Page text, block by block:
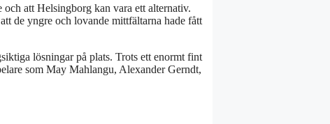
att Helsingborg kan vara ett alternativ.
de yngre och lovande mittfältarna hade fått
lösningar på plats. Trots ett enormt fint
som May Mahlangu, Alexander Gerndt,